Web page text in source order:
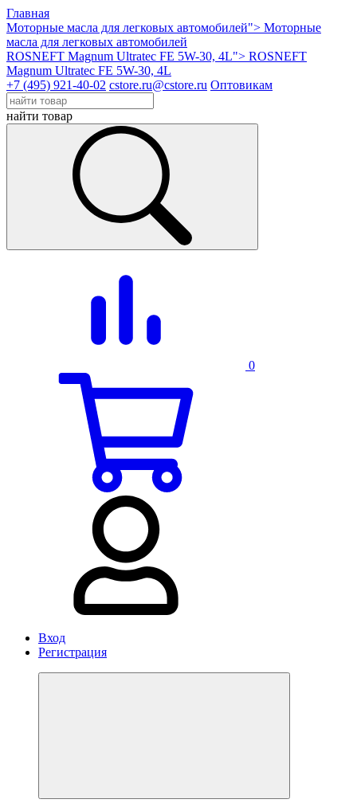
Главная
Моторные масла для легковых автомобилей"> Моторные
масла для легковых автомобилей
ROSNEFT Magnum Ultratec FE 5W-30, 4L"> ROSNEFT
Magnum Ultratec FE 5W-30, 4L
+7 (495) 921-40-02 cstore.ru@cstore.ru Оптовикам
найти товар
0
Вход
Регистрация